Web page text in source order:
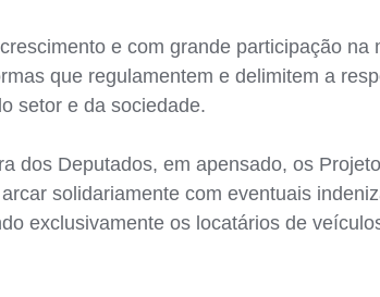
e com grande participação
que regulamentem e delimitem a
setor e da sociedade.
dos Deputados, em apensado, os
solidariamente com eventuais
exclusivamente os locatários de